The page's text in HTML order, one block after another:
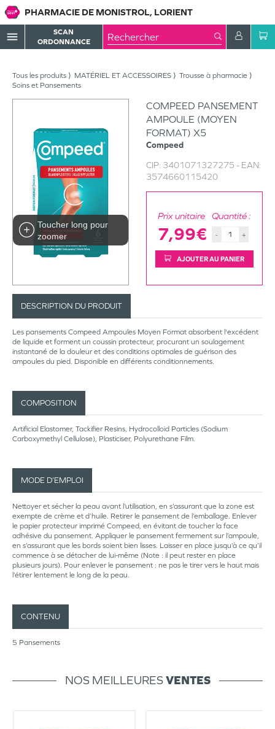
PHARMACIE DE MONISTROL, LORIENT
menu
SCAN
ORDONNANCE
Tous les produits MATÉRIEL ET ACCESSOIRES
Trousse à pharmacie
Soins et Pansements
Toucher long pour
zoomer
COMPEED PANSEMENT
AMPOULE (MOYEN
FORMAT) X5
Compeed
CIP: 3401071327275 - EAN:
3574660115420
Prix unitaire
7,99€
Quantité :
- +
AJOUTER AU PANIER
DESCRIPTION DU PRODUIT
Les pansements Compeed Ampoules Moyen Format absorbent l'excédent
de liquide et forment un coussin protecteur, procurant un soulagement
instantané de la douleur et des conditions optimales de guérison des
ampoules du pied. Disponible en différents conditionnements.
COMPOSITION
Artificial Elastomer, Tackifier Resins, Hydrocolloid Particles (Sodium
Carboxymethyl Cellulose), Plasticiser, Polyurethane Film.
MODE D’EMPLOI
Nettoyer et sécher la peau avant l’utilisation, en s’assurant que la zone est
exempte de crème et d’huile. Retirer le pansement de l’emballage. Enlever
le papier protecteur imprimé Compeed, en évitant de toucher la face
adhésive du pansement. Appliquer le pansement fermement sur l’ampoule,
en s’assurant que les bords soient bien lisses. Laisser en place jusqu’à ce qu’il
commence à se détacher de lui-même (Note : il peut rester en place
plusieurs jours). Pour enlever le pansement : ne pas le tirer vers le haut mais
l’étirer lentement le long de la peau.
CONTENU
5 Pansements
NOS MEILLEURESVENTES